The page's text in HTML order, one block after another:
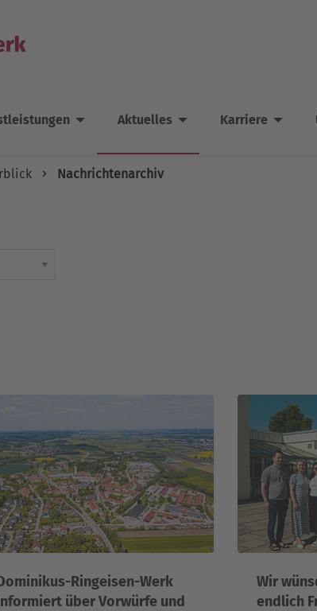
Aktuelles Karriere
Nachrichtenarchiv
Ringeisen-Werk
über Vorwürfe und
Wir
endlich